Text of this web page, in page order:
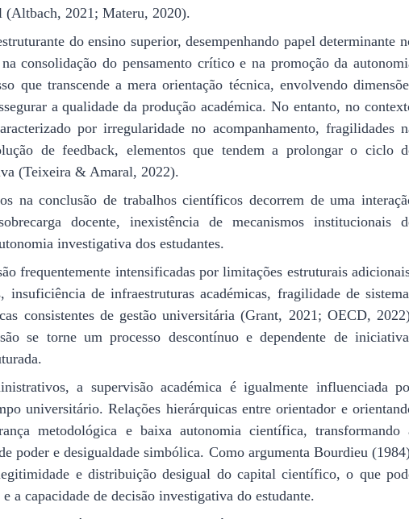
(Altbach, 2021; Materu, 2020).
do ensino superior, desempenhando papel determinante
consolidação do pensamento crítico e na promoção da
que transcende a mera orientação técnica, envolvendo
a qualidade da produção académica. No entanto, no
por irregularidade no acompanhamento, fragilidades
de feedback, elementos que tendem a prolongar o ciclo
(Teixeira & Amaral, 2022).
na conclusão de trabalhos científicos decorrem de uma
docente, inexistência de mecanismos institucionais
investigativa dos estudantes.
frequentemente intensificadas por limitações estruturais
insuficiência de infraestruturas académicas, fragilidade de
consistentes de gestão universitária (Grant, 2021; OECD,
se torne um processo descontínuo e dependente de
a supervisão académica é igualmente influenciada
universitário. Relações hierárquicas entre orientador e
metodológica e baixa autonomia científica, transformando
poder e desigualdade simbólica. Como argumenta Bourdieu
e distribuição desigual do capital científico, o que
capacidade de decisão investigativa do estudante.